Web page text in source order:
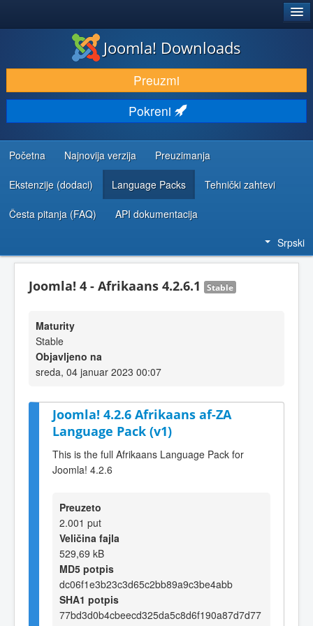
PREUZIMANJE I PROŠIRENJA (EKSTENZIJE)
OTKRIJTE I NAUČITE
ZAJEDNICA I PODRŠKA
RESURSI ZA RAZVOJ
Joomla! Downloads
Preuzmi
Pokreni
Početna Najnovija verzija Preuzimanja
Ekstenzije (dodaci) Language Packs Tehnički zahtevi
Česta pitanja (FAQ) API dokumentacija
Srpski
Joomla! 4 - Afrikaans 4.2.6.1 Stable
Maturity
Stable
Objavljeno na
sreda, 04 januar 2023 00:07
Joomla! 4.2.6 Afrikaans af-ZA
Language Pack (v1)
This is the full Afrikaans Language Pack for
Joomla! 4.2.6
Preuzeto
2.001 put
Veličina fajla
529,69 kB
MD5 potpis
dc06f1e3b23c3d65c2bb89a9c3be4abb
SHA1 potpis
77bd3d0b4cbeecd325da5c8d6f190a87d7d77